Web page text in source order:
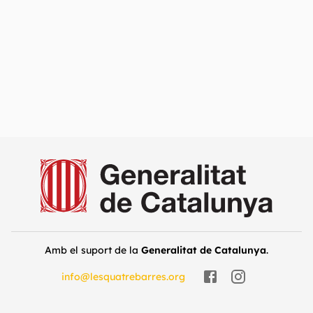
Amb el suport de la Generalitat de Catalunya.
info@lesquatrebarres.org